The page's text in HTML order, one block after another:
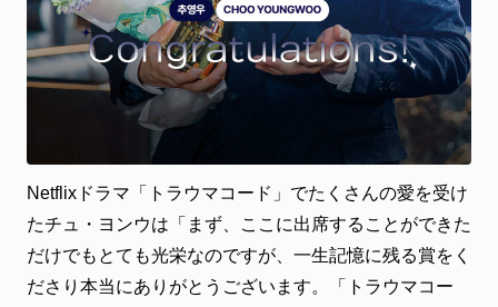
Netflixドラマ「トラウマコード」でたくさんの愛を受け
たチュ・ヨンウは「まず、ここに出席することができた
だけでもとても光栄なのですが、一生記憶に残る賞をく
ださり本当にありがとうございます。「トラウマコー